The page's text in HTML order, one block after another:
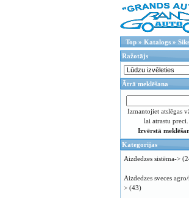
Top » Katalogs »
Ražotājs
Ātrā meklēšana
Izmantojiet atslēgas
lai atrastu preci.
Izvērstā
Kategorijas
Aizdedzes sistēma->
Aizdedzes sveces
> (43)